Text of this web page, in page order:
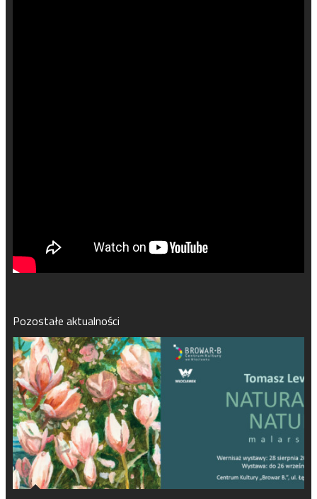
Pozostałe aktualności